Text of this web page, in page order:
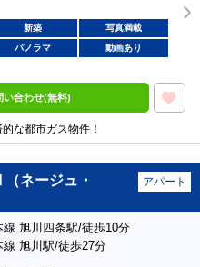
新築
写真満載
パノラマ
動画あり
い合わせ(無料)
な都市ガス物件！
ネージュ・
アパート
線 旭川四条駅/徒歩10分
線 旭川駅/徒歩27分